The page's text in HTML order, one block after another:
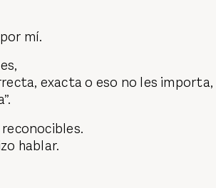
mí.
exacta o eso no les importa,
hablar.